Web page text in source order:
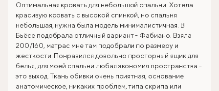
Оптимальная кровать для небольшой спальни. Хотела
красивую кровать с высокой спинкой, но спальня
небольшая, нужна была модель минималистичная. В
Бьёсе подобрала отличный вариант - Фабиано. Взяла
200/160, матрас мне там подобрали по размеру и
жесткости. Понравился довольно просторный ящик для
белья, для моей спальни любая экономия пространства -
это выход. Ткань обивки очень приятная, основание
анатомическое, никаких проблем, типа скрипа или